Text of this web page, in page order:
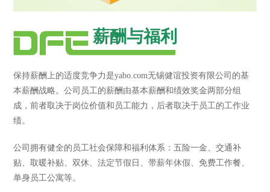
薪酬与福利
保持薪酬上的适度竞争力是yabo.com无锡健谊投资有限公司的基
本薪酬战略。公司员工的薪酬由基本薪酬和绩效奖金两部分组
成，前者取决于岗位价值和员工能力，后者取决于员工的工作业
绩。
公司拥有健全的员工社会保障和福利体系：五险一金、交通补
贴、取暖补贴、双休、法定节假日、带薪年休假、免费工作餐、
单身员工公寓等。